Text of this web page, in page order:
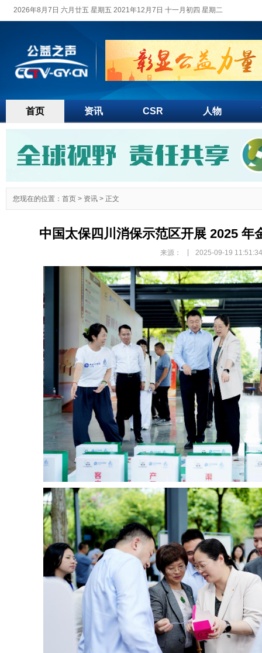
2026年8月7日 六月廿五 星期五 2021年12月7日 十一月初四 星期二
首页 资讯 CSR 人物
您现在的位置： 首页 > 资讯 > 正文
中国太保四川消保示范区开展 2025 年
来源： 2025-09-19 11:51:34